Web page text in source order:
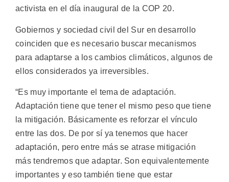
activista en el día inaugural de la COP 20.
Gobiernos y sociedad civil del Sur en desarrollo
coinciden que es necesario buscar mecanismos
para adaptarse a los cambios climáticos, algunos de
ellos considerados ya irreversibles.
“Es muy importante el tema de adaptación.
Adaptación tiene que tener el mismo peso que tiene
la mitigación. Básicamente es reforzar el vínculo
entre las dos. De por sí ya tenemos que hacer
adaptación, pero entre más se atrase mitigación
más tendremos que adaptar. Son equivalentemente
importantes y eso también tiene que estar